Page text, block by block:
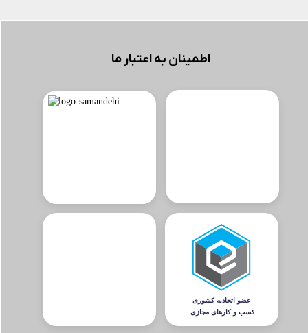
اطمینان به اعتبار ما